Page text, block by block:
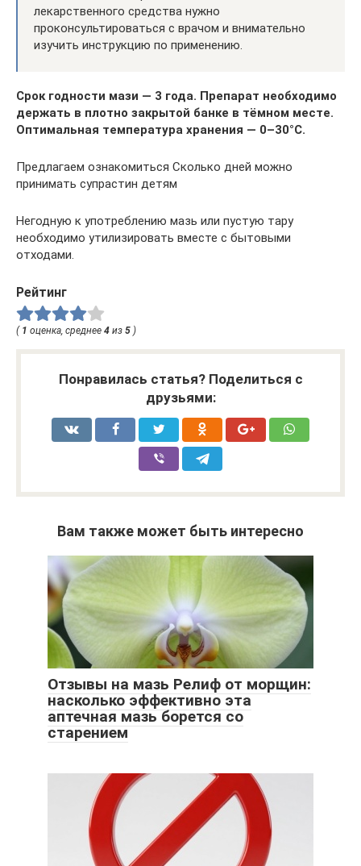
лекарственного средства нужно
проконсультироваться с врачом и внимательно
изучить инструкцию по применению.
Срок годности мази — 3 года. Препарат необходимо
держать в плотно закрытой банке в тёмном месте.
Оптимальная температура хранения — 0–30°С.
Предлагаем ознакомиться Сколько дней можно
принимать супрастин детям
Негодную к употреблению мазь или пустую тару
необходимо утилизировать вместе с бытовыми
отходами.
Рейтинг
( 1 оценка, среднее 4 из 5 )
Понравилась статья? Поделиться с
друзьями:
Вам также может быть интересно
Отзывы на мазь Релиф от морщин:
насколько эффективно эта
аптечная мазь борется со
старением